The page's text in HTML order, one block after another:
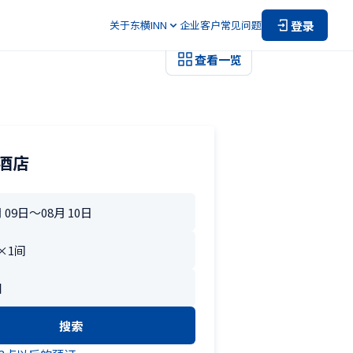
关于东横INN 企业客户常见问题 登录
查看一览
店
搜索